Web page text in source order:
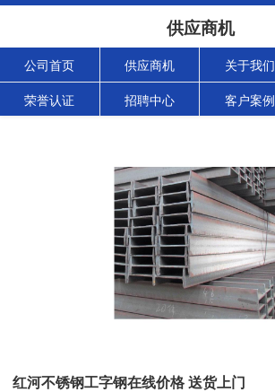
供应商机
公司首页 供应商机 关于我们
荣誉认证 招聘中心 客户案例
红河不锈钢工字钢在线价格 送货上门